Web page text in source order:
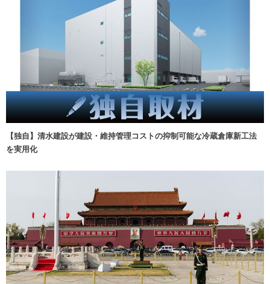
【独自】清水建設が建設・維持管理コストの抑制可能な冷蔵倉庫新工法
を実用化